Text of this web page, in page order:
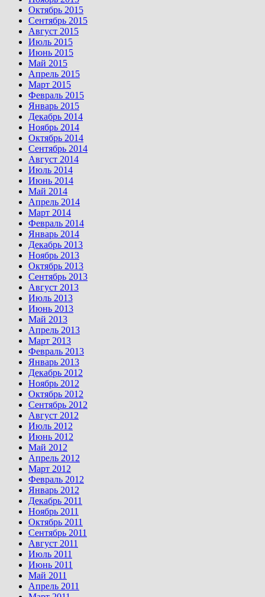
Октябрь 2015
Сентябрь 2015
Август 2015
Июль 2015
Июнь 2015
Май 2015
Апрель 2015
Март 2015
Февраль 2015
Январь 2015
Декабрь 2014
Ноябрь 2014
Октябрь 2014
Сентябрь 2014
Август 2014
Июль 2014
Июнь 2014
Май 2014
Апрель 2014
Март 2014
Февраль 2014
Январь 2014
Декабрь 2013
Ноябрь 2013
Октябрь 2013
Сентябрь 2013
Август 2013
Июль 2013
Июнь 2013
Май 2013
Апрель 2013
Март 2013
Февраль 2013
Январь 2013
Декабрь 2012
Ноябрь 2012
Октябрь 2012
Сентябрь 2012
Август 2012
Июль 2012
Июнь 2012
Май 2012
Апрель 2012
Март 2012
Февраль 2012
Январь 2012
Декабрь 2011
Ноябрь 2011
Октябрь 2011
Сентябрь 2011
Август 2011
Июль 2011
Июнь 2011
Май 2011
Апрель 2011